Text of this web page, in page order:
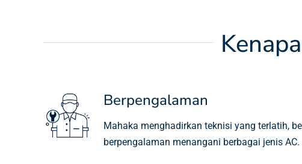
Berpengalaman
Mahaka menghadirkan teknisi yang terlatih,
berpengalaman menangani berbagai jenis AC.